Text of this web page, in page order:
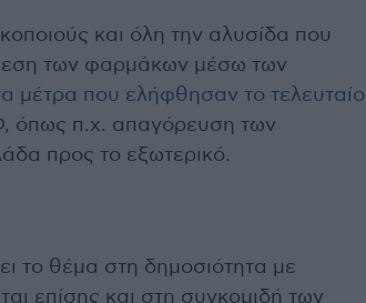
και όλη την αλυσίδα που
των φαρμάκων μέσω των
μέτρα που ελήφθησαν το τελευταίο
όπως π.χ. απαγόρευση των
προς το εξωτερικό.
το θέμα στη δημοσιότητα με
επίσης και στη συγκομιδή των